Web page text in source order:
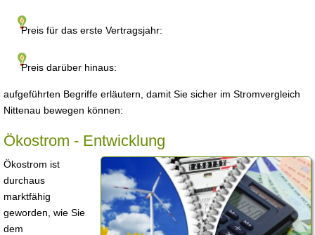
Preis für das erste Vertragsjahr:
Preis darüber hinaus:
aufgeführten Begriffe erläutern, damit Sie sicher im Stromvergleich
Nittenau bewegen können:
Ökostrom - Entwicklung
Ökostrom ist
durchaus
marktfähig
geworden, wie Sie
dem